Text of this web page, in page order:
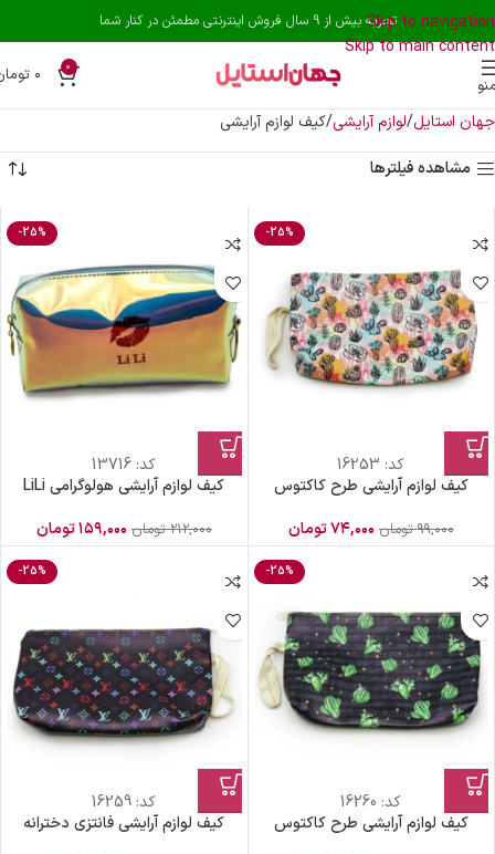
Skip to navigation
Skip to main content
تجربه بیش از 9 سال فروش اینترنتی مطمئن در کنار شما
0 ۰
جهان استایل لوازم آرایشی کیف لوازم آرایشی
مشاهده فیلترها
-25%
کد: 16253
کیف لوازم آرایشی طرح کاکتوس
۹۹,۰۰۰ تومان ۷۴,۰۰۰تومان
-25%
کد: 13716
کیف لوازم آرایشی هولوگرامی LiLi
۲۱۲,۰۰۰ تومان ۱۵۹,۰۰۰تومان
-25%
کد: 16260
کیف لوازم آرایشی طرح کاکتوس
-25%
کد: 16259
کیف لوازم آرایشی فانتزی دخترانه